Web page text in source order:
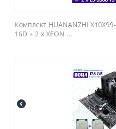
Комплект HUANANZHI X10X99-
16D + 2 х XEON ...